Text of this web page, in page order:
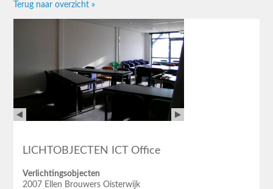
Terug naar overzicht »
LICHTOBJECTEN ICT Office
Verlichtingsobjecten
2007 Ellen Brouwers Oisterwijk